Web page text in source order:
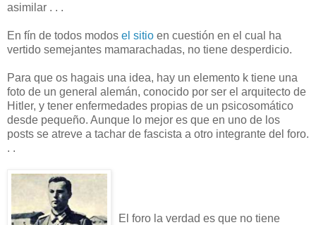
asimilar . . .
En fín de todos modos el sitio en cuestión en el cual ha
vertido semejantes mamarachadas, no tiene desperdicio.
Para que os hagais una idea, hay un elemento k tiene una
foto de un general alemán, conocido por ser el arquitecto de
Hitler, y tener enfermedades propias de un psicosomático
desde pequeño. Aunque lo mejor es que en uno de los
posts se atreve a tachar de fascista a otro integrante del foro.
. .
El foro la verdad es que no tiene